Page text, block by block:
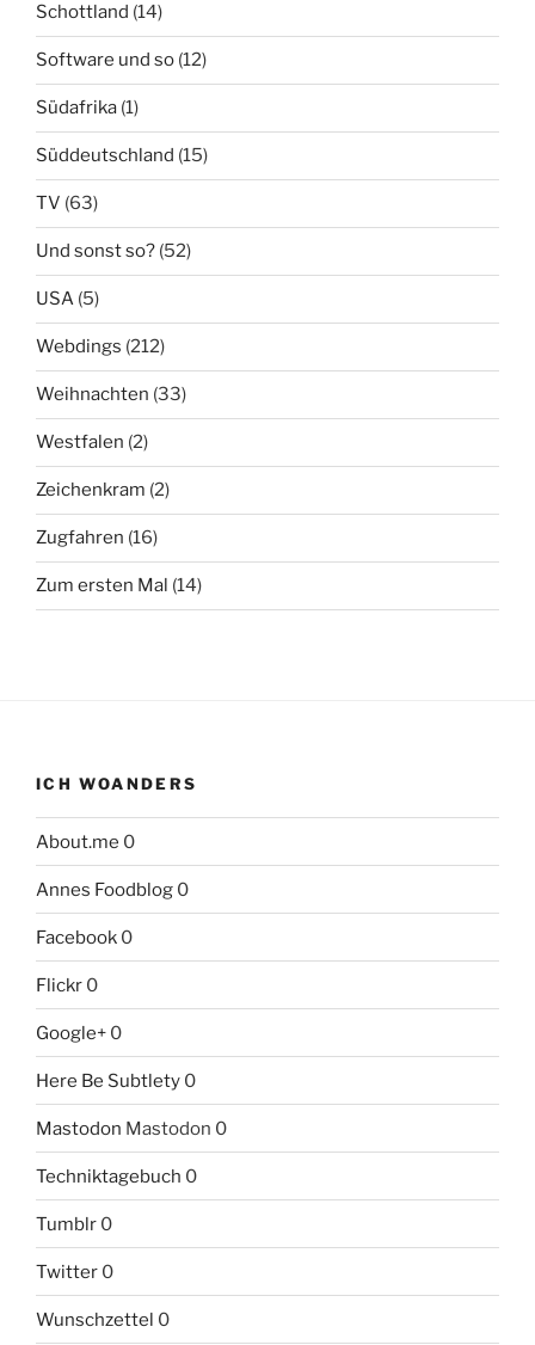
Schottland (14)
Software und so (12)
Südafrika (1)
Süddeutschland (15)
TV (63)
Und sonst so? (52)
USA (5)
Webdings (212)
Weihnachten (33)
Westfalen (2)
Zeichenkram (2)
Zugfahren (16)
Zum ersten Mal (14)
ICH WOANDERS
About.me 0
Annes Foodblog 0
Facebook 0
Flickr 0
Google+ 0
Here Be Subtlety 0
Mastodon Mastodon 0
Techniktagebuch 0
Tumblr 0
Twitter 0
Wunschzettel 0